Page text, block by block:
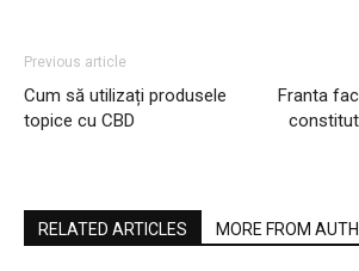
Previous article
Cum să utilizați produsele
topice cu CBD
Franta
RELATED ARTICLES MORE FROM